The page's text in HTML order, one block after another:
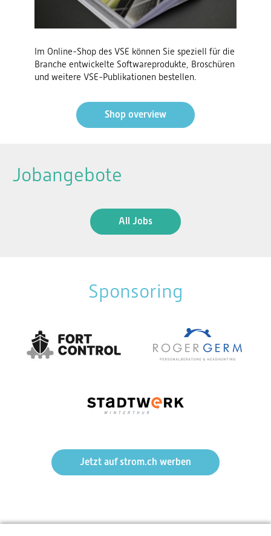
Im Online-Shop des VSE können Sie speziell für die
Branche entwickelte Softwareprodukte, Broschüren
und weitere VSE-Publikationen bestellen.
Shop overview
Jobangebote
All Jobs
Sponsoring
Jetzt auf strom.ch werben